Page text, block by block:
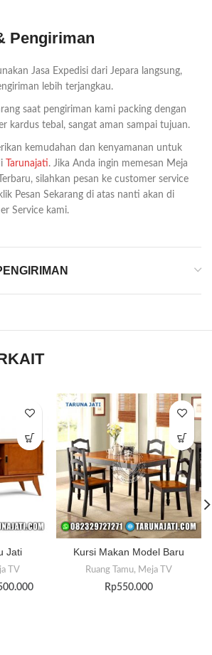
Pengiriman
Jasa Expedisi dari Jepara langsung,
lebih terjangkau.
saat pengiriman kami packing dengan
kardus tebal, sangat aman sampai tujuan.
kemudahan dan kenyamanan untuk
Tarunajati. Jika Anda ingin memesan Meja
silahkan pesan ke customer service
Pesan Sekarang di atas nanti akan di
Service kami.
Jati
TV
Kursi Makan Model Baru
Ruang Tamu, Meja TV
Rp550.000